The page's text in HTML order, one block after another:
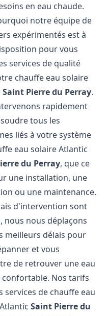
en eau chaude.
notre équipe de
expérimentés est à
pour vous
services de qualité
chauffe eau solaire
Saint Pierre du Perray.
rapidement
tous les
liés à votre système
eau solaire Atlantic
du Perray, que ce
une installation, une
ou une maintenance.
d'intervention sont
nous nous déplaçons
meilleurs délais pour
et vous
de retrouver une eau
confortable. Nos tarifs
services de chauffe eau
Saint Pierre du